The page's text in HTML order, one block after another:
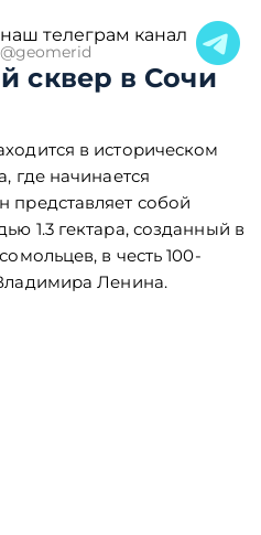
наш телеграм канал
@geomerid
сквер в Сочи
в историческом
где начинается
представляет собой
1.3 гектара, созданный в
в честь 100-
Ленина.